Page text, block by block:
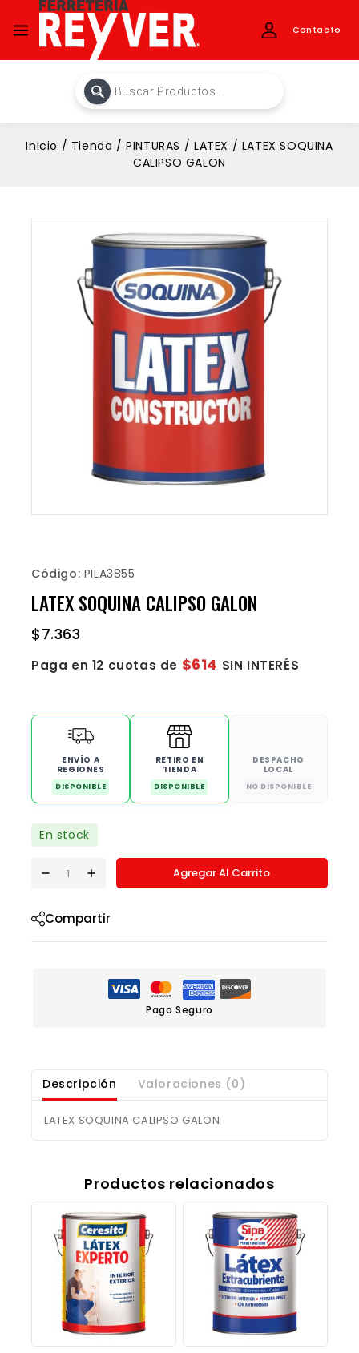
Contacto
Inicio / Tienda / PINTURAS / LATEX / LATEX SOQUINA
CALIPSO GALON
Código: PILA3855
LATEX SOQUINA CALIPSO GALON
$7.363
Paga en 12 cuotas de $614 SIN INTERÉS
ENVÍO A
REGIONES
DISPONIBLE
RETIRO EN
TIENDA
DISPONIBLE
DESPACHO
LOCAL
NO DISPONIBLE
En stock
Agregar Al Carrito
Compartir
Pago Seguro
Descripción Valoraciones (0)
LATEX SOQUINA CALIPSO GALON
Productos relacionados